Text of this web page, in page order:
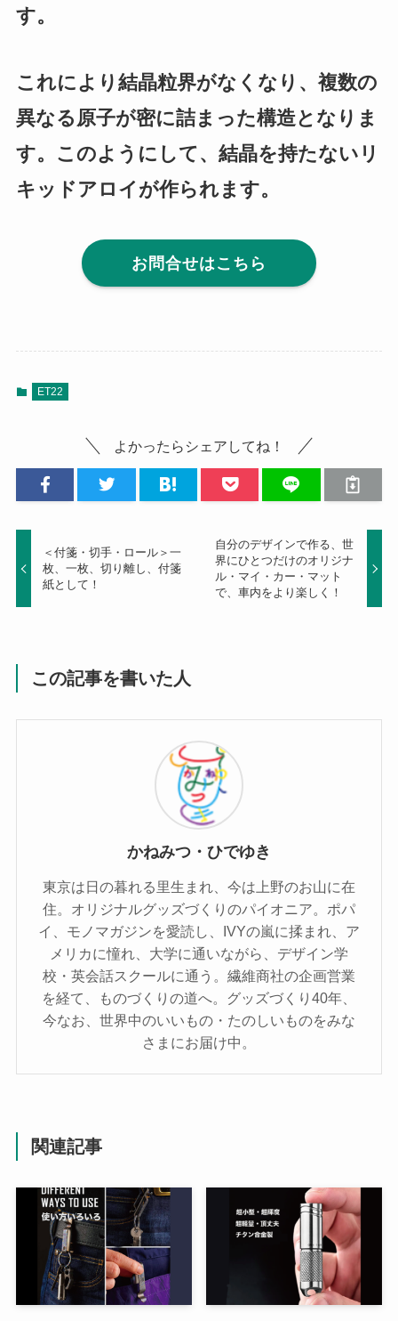
す。
これにより結晶粒界がなくなり、複数の
異なる原子が密に詰まった構造となりま
す。このようにして、結晶を持たないリ
キッドアロイが作られます。
お問合せはこちら
ET22
よかったらシェアしてね！
＜付箋・切手・ロール＞一
枚、一枚、切り離し、付箋
紙として！
自分のデザインで作る、世
界にひとつだけのオリジナ
ル・マイ・カー・マット
で、車内をより楽しく！
この記事を書いた人
かねみつ・ひでゆき
東京は日の暮れる里生まれ、今は上野のお山に在
住。オリジナルグッズづくりのパイオニア。ポパ
イ、モノマガジンを愛読し、IVYの嵐に揉まれ、ア
メリカに憧れ、大学に通いながら、デザイン学
校・英会話スクールに通う。繊維商社の企画営業
を経て、ものづくりの道へ。グッズづくり40年、
今なお、世界中のいいもの・たのしいものをみな
さまにお届け中。
関連記事